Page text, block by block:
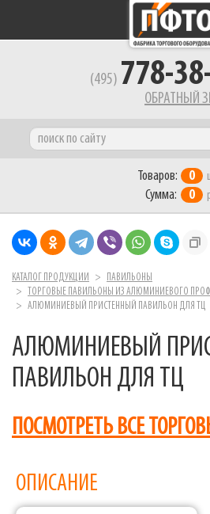
(495) 778-
ОБРАТНЫЙ
Товаров: 0
Сумма: 0
КАТАЛОГ ПРОДУКЦИИ
ПАВИЛЬОНЫ
ТОРГОВЫЕ ПАВИЛЬОНЫ ИЗ АЛЮМИНИЕВОГО
АЛЮМИНИЕВЫЙ ПРИСТЕННЫЙ ПАВИЛЬОН ДЛЯ ТЦ
АЛЮМИНИЕВЫЙ
ПАВИЛЬОН ДЛЯ ТЦ
ПОСМОТРЕТЬ ВСЕ
ОПИСАНИЕ